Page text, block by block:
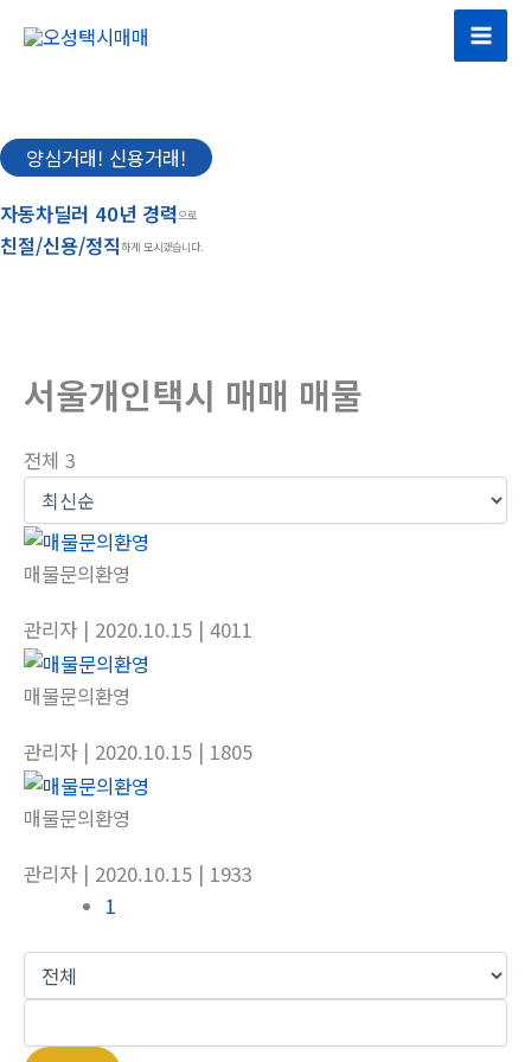
건
너
뛰
기
양심거래! 신용거래!
자동차딜러 40년 경력으로
친절/신용/정직하게 모시겠습니다.
서울개인택시 매매 매물
전체 3
매물문의환영
관리자 | 2020.10.15 | 4011
매물문의환영
관리자 | 2020.10.15 | 1805
매물문의환영
관리자 | 2020.10.15 | 1933
1